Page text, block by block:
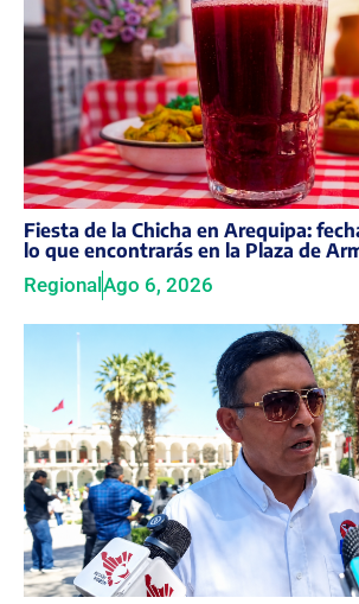
Fiesta de la Chicha en Arequipa:
lo que encontrarás en la Plaza de
Regional Ago 6, 2026